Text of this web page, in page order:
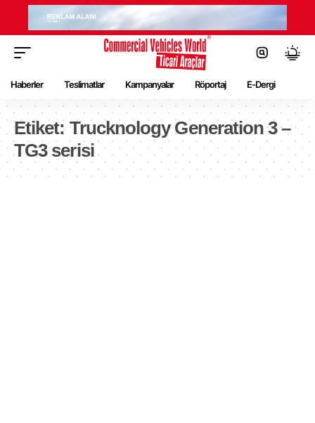
Haberler Teslimatlar Kampanyalar Röportaj E-Dergi
Etiket: Trucknology Generation 3 –
TG3 serisi